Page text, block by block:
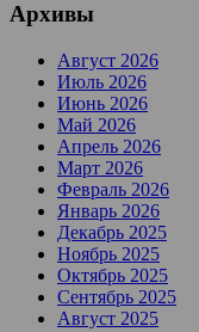
Архивы
Август 2026
Июль 2026
Июнь 2026
Май 2026
Апрель 2026
Март 2026
Февраль 2026
Январь 2026
Декабрь 2025
Ноябрь 2025
Октябрь 2025
Сентябрь 2025
Август 2025